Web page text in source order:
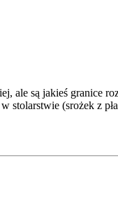
ale są jakieś granice
(srożek z